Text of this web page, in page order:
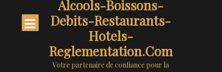
Alcools-Boissons-
Debits-Restaurants-
Hotels-
Reglementation.com
Votre partenaire de confiance pour la